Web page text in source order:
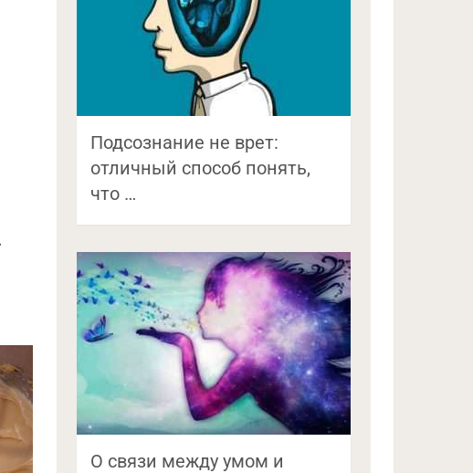
Подсознание не врет:
отличный способ понять,
что …
О связи между умом и